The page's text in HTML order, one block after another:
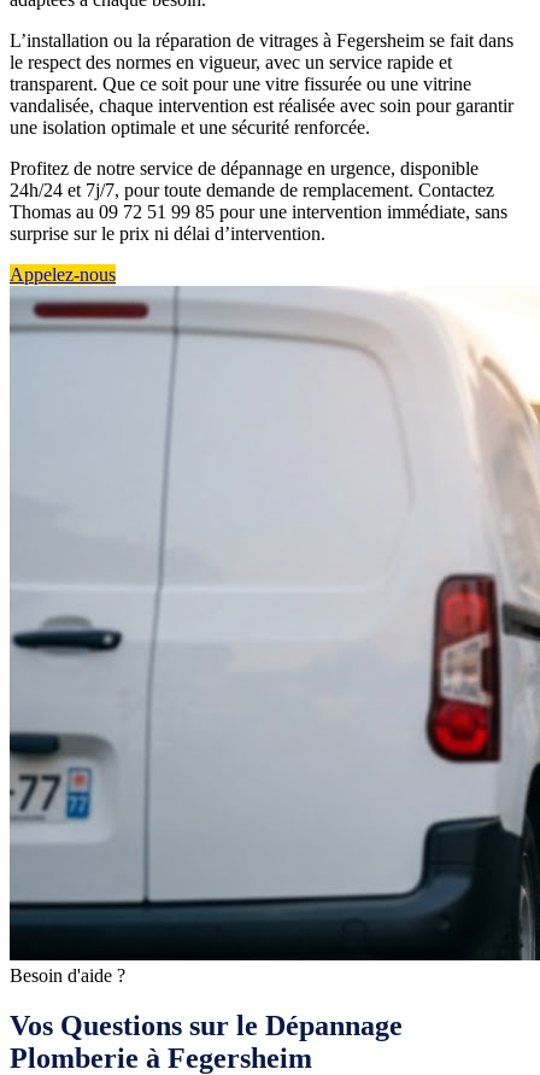
L’installation ou la réparation de vitrages à Fegersheim se fait dans
le respect des normes en vigueur, avec un service rapide et
transparent. Que ce soit pour une vitre fissurée ou une vitrine
vandalisée, chaque intervention est réalisée avec soin pour garantir
une isolation optimale et une sécurité renforcée.
Profitez de notre service de dépannage en urgence, disponible
24h/24 et 7j/7, pour toute demande de remplacement. Contactez
Thomas au 09 72 51 99 85 pour une intervention immédiate, sans
surprise sur le prix ni délai d’intervention.
Appelez-nous
Besoin d'aide ?
Vos Questions sur le Dépannage
Plomberie à Fegersheim